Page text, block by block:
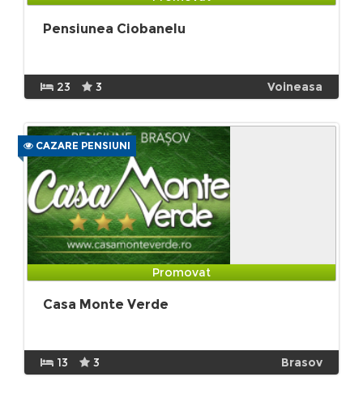
Pensiunea Ciobanelu
23 3 Voineasa
CAZARE PENSIUNI
Promovat
Casa Monte Verde
13 3 Brasov